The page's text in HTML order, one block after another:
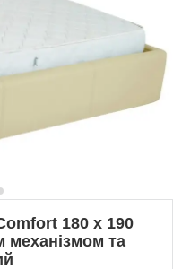
180 х 190
механізмом та